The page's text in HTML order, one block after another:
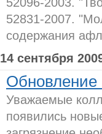
52831-2007.
содержания
14 сентября
Обновление
Уважаемые
появились